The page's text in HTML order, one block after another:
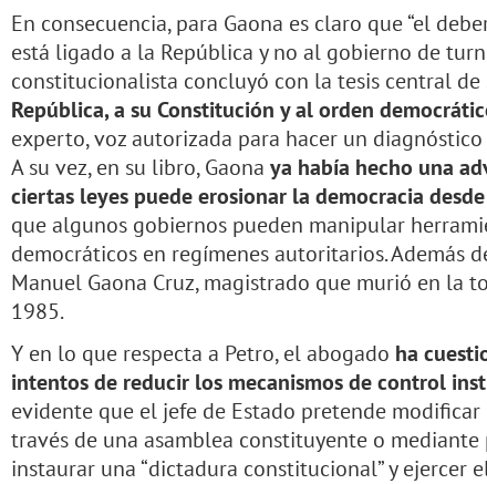
En consecuencia, para Gaona es claro que “el
está ligado a la República y no al gobierno de
constitucionalista concluyó con la tesis central de
República, a su Constitución y al orden
experto, voz autorizada para hacer un
A su vez, en su libro, Gaona ya había hecho una
ciertas leyes puede erosionar la democracia
que algunos gobiernos pueden manipular
democráticos en regímenes autoritarios. Además
Manuel Gaona Cruz, magistrado que murió en la
1985.
Y en lo que respecta a Petro, el abogado ha
intentos de reducir los mecanismos de control
evidente que el jefe de Estado pretende
través de una asamblea constituyente o
instaurar una “dictadura constitucional” y ejercer